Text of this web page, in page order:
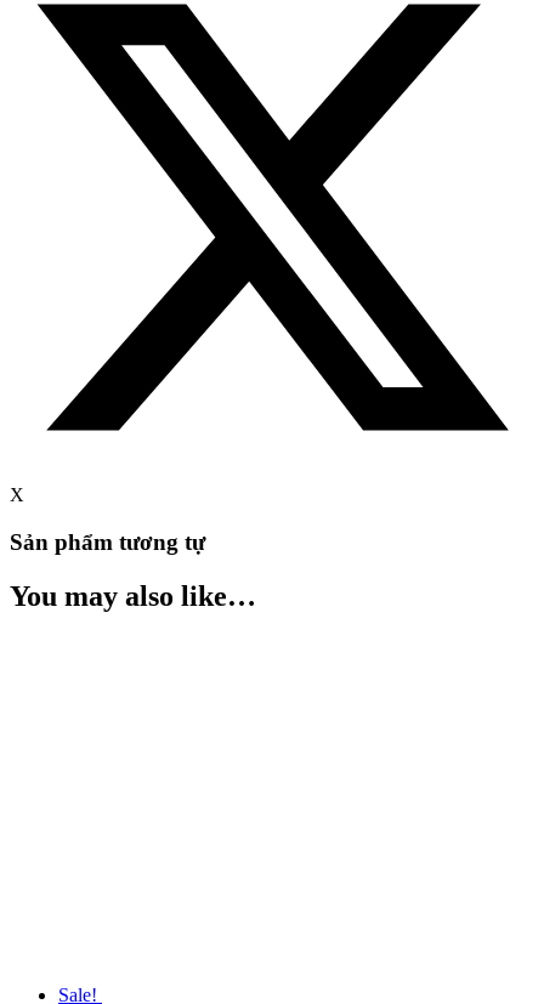
X
Sản phẩm tương tự
You may also like…
Sale!